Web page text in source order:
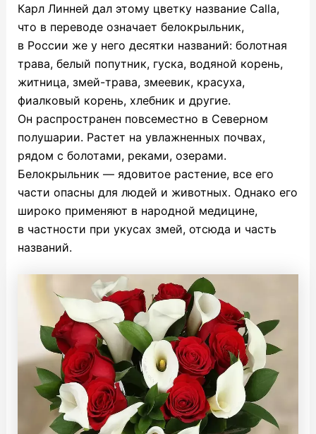
Карл Линней дал этому цветку название Calla,
что в переводе означает белокрыльник,
в России же у него десятки названий: болотная
трава, белый попутник, гуска, водяной корень,
житница, змей-трава, змеевик, красуха,
фиалковый корень, хлебник и другие.
Он распространен повсеместно в Северном
полушарии. Растет на увлажненных почвах,
рядом с болотами, реками, озерами.
Белокрыльник — ядовитое растение, все его
части опасны для людей и животных. Однако его
широко применяют в народной медицине,
в частности при укусах змей, отсюда и часть
названий.